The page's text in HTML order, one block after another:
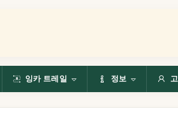
잉카 트레일 정보